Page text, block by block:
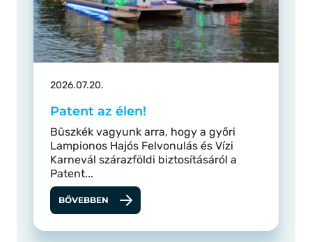
2026.07.20.
Patent az élen!
Büszkék vagyunk arra, hogy a győri
Lampionos Hajós Felvonulás és Vízi
Karnevál szárazföldi biztosításáról a
Patent...
BŐVEBBEN